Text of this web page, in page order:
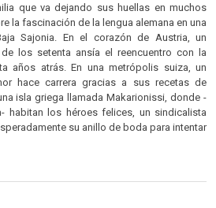
que va dejando sus huellas en muchos
la fascinación de la lengua alemana en una
Sajonia. En el corazón de Austria, un
los setenta ansía el reencuentro con la
años atrás. En una metrópolis suiza, un
hace carrera gracias a sus recetas de
isla griega llamada Makarionissi, donde -
habitan los héroes felices, un sindicalista
su anillo de boda para intentar